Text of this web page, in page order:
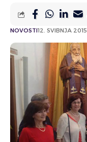
NOVOSTI12. SVIBNJA